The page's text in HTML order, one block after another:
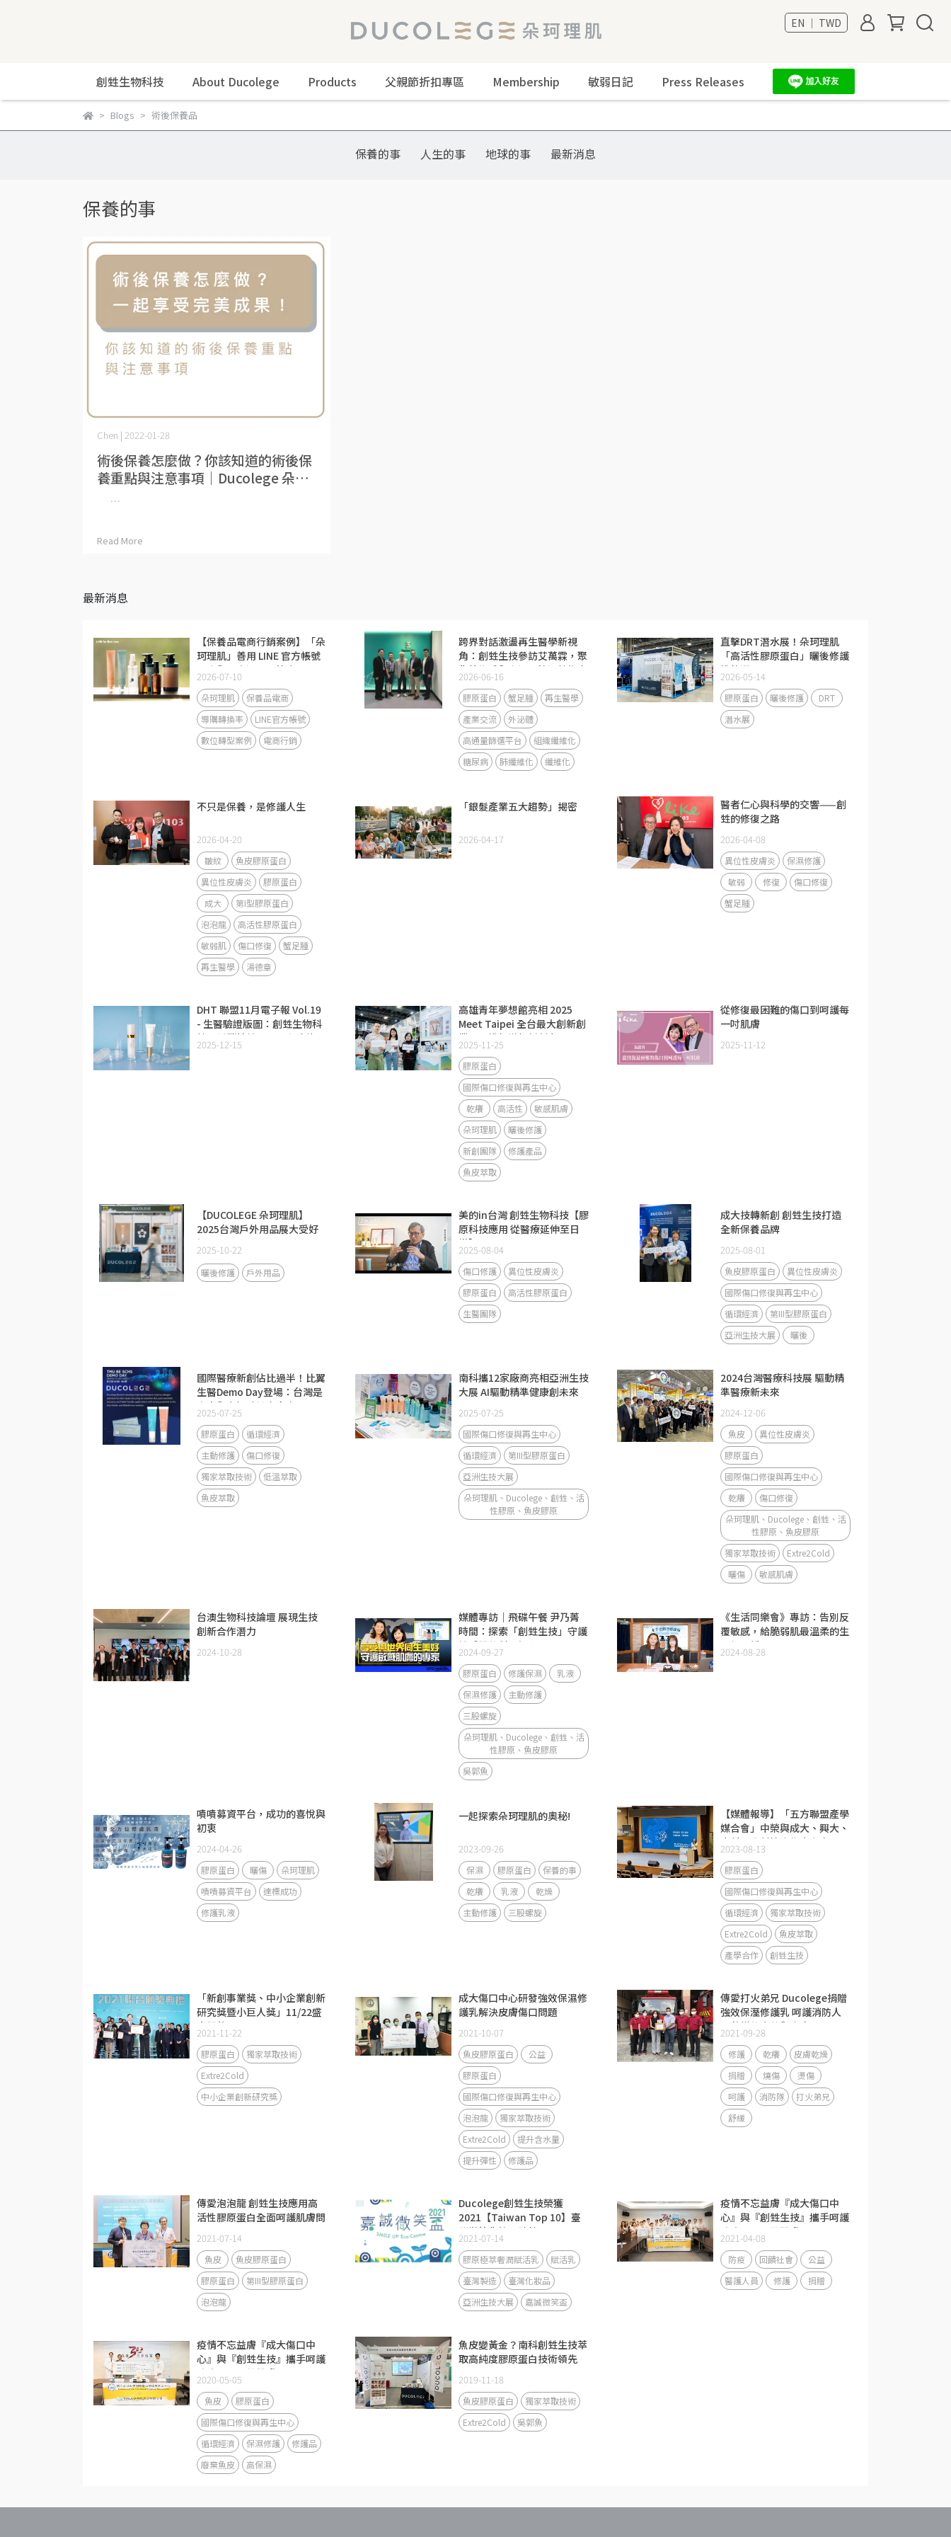
EN ｜ TWD
創甡生物科技 About Ducolege Products 父親節折扣專區 Membership 敏弱日記 Press Releases
Blogs 術後保養品
保養的事 人生的事 地球的事 最新消息
保養的事
術後保養怎麼做？你該知道的術後保
養重點與注意事項｜Ducolege 朵珂
Chen | 2022-01-28
⋯
Read More
最新消息
【保養品電商行銷案例】「朵
珂理肌」善用 LINE 官方帳號
問卷與圖文選單，節省 50%
導購人力並帶動回流率大增
40%
2026-07-10
朵珂理肌
保養品電商
導購轉換率
LINE官方帳號
數位轉型案例
電商行銷
跨界對話激盪再生醫學新視
角：創甡生技參訪艾萬霖，聚
焦外泌體與高通量篩選技術交
流
2026-06-16
膠原蛋白 蟹足腫
再生醫學
產業交流
外泌體
高通量篩選平台
組織纖維化
糖尿病
肺纖維化 纖維化
直擊DRT潛水展！朵珂理肌
「高活性膠原蛋白」曬後修護
掀熱潮
2026-05-14
膠原蛋白 曬後修護
DRT
潛水展
不只是保養，是修護人生
2026-04-20
皺紋
魚皮膠原蛋白
異位性皮膚炎
膠原蛋白
成大
第I型膠原蛋白
泡泡龍
高活性膠原蛋白
敏弱肌
傷口修復
蟹足腫
再生醫學
湯德章
「銀髮產業五大趨勢」揭密
2026-04-17
醫者仁心與科學的交響——創
甡的修復之路
2026-04-08
異位性皮膚炎
保濕修護
敏弱
修復
傷口修復
蟹足腫
DHT 聯盟11月電子報 Vol.19
- 生醫驗證版圖：創甡生物科
技以低碳精純膠原蛋白攻佔醫
美修護市場
2025-12-15
高雄青年夢想館亮相 2025
Meet Taipei 全台最大創新創
業展 掀起港都新創力
2025-11-25
膠原蛋白
國際傷口修復與再生中心
乾癢
高活性
敏感肌膚
朵珂理肌
曬後修護
新創團隊
修護產品
魚皮萃取
從修復最困難的傷口到呵護每
一吋肌膚
2025-11-12
【DUCOLEGE 朵珂理肌】
2025台灣戶外用品展大受好
評2025-10-22
曬後修護 戶外用品
美的in台灣 創甡生物科技【膠
原科技應用 從醫療延伸至日
常】
2025-08-04
傷口修護
異位性皮膚炎
膠原蛋白
高活性膠原蛋白
生醫團隊
成大技轉新創 創甡生技打造
全新保養品牌
2025-08-01
魚皮膠原蛋白
異位性皮膚炎
國際傷口修復與再生中心
循環經濟
第III型膠原蛋白
亞洲生技大展
曬後
國際醫療新創佔比過半！比翼
生醫Demo Day登場：台灣是
資本與市場驗證交會處
2025-07-25
膠原蛋白
循環經濟
主動修護
傷口修復
獨家萃取技術
低溫萃取
魚皮萃取
南科攜12家廠商亮相亞洲生技
大展 AI驅動精準健康創未來
2025-07-25
國際傷口修復與再生中心
循環經濟
第III型膠原蛋白
亞洲生技大展
朵珂理肌、Ducolege、創甡、活
性膠原、魚皮膠原
2024台灣醫療科技展 驅動精
準醫療新未來
2024-12-06
魚皮
異位性皮膚炎
膠原蛋白
國際傷口修復與再生中心
乾癢
傷口修復
朵珂理肌、Ducolege、創甡、活
性膠原、魚皮膠原
獨家萃取技術
Extre2Cold
曬傷
敏感肌膚
台澳生物科技論壇 展現生技
創新合作潛力
2024-10-28
媒體專訪｜飛碟午餐 尹乃菁
時間：探索「創甡生技」守護
敏感肌的科研初心
2024-09-27
膠原蛋白 修護保濕
乳液
保濕修護
主動修護
三股螺旋
朵珂理肌、Ducolege、創甡、活
性膠原、魚皮膠原
吳郭魚
《生活同樂會》專訪：告別反
覆敏感，給脆弱肌最溫柔的生
醫級呵護。
2024-08-28
嘖嘖募資平台，成功的喜悅與
初衷
2024-04-26
膠原蛋白 曬傷
朵珂理肌
嘖嘖募資平台
達標成功
修護乳液
一起探索朵珂理肌的奧秘!
2023-09-26
保濕 膠原蛋白
保養的事
乾癢
乳液
乾燥
主動修護
三股螺旋
【媒體報導】「五方聯盟產學
媒合會」中榮與成大、興大、
中科、南科簽合作意向書
2023-08-13
膠原蛋白
國際傷口修復與再生中心
循環經濟
獨家萃取技術
Extre2Cold
魚皮萃取
產學合作
創甡生技
「新創事業獎、中小企業創新
研究獎暨小巨人獎」11/22盛
大頒獎
2021-11-22
膠原蛋白
獨家萃取技術
Extre2Cold
中小企業創新研究獎
成大傷口中心研發強效保濕修
護乳解決皮膚傷口問題
2021-10-07
魚皮膠原蛋白
公益
膠原蛋白
國際傷口修復與再生中心
泡泡龍
獨家萃取技術
Extre2Cold
提升含水量
提升彈性
修護品
傳愛打火弟兄 Ducolege捐贈
強效保溼修護乳 呵護消防人
員救災的辛苦與疼痛
2021-09-28
修護 乾癢
皮膚乾燥
捐贈
燒傷
燙傷
呵護
消防隊
打火弟兄
舒緩
傳愛泡泡龍 創甡生技應用高
活性膠原蛋白全面呵護肌膚問
2021-07-14
魚皮
魚皮膠原蛋白
膠原蛋白
第III型膠原蛋白
泡泡龍
Ducolege創甡生技榮獲
2021【Taiwan Top 10】臺
灣微笑化粧品殊榮！
2021-07-14
膠原極萃奢潤賦活乳
賦活乳
臺灣製造
臺灣化妝品
亞洲生技大展
嘉誠微笑盃
疫情不忘益膚『成大傷口中
心』與『創甡生技』攜手呵護
防疫面具下的肌膚
2021-04-08
防疫 回饋社會
公益
醫護人員
修護 捐贈
疫情不忘益膚『成大傷口中
心』與『創甡生技』攜手呵護
防疫面具下的肌膚
2020-05-05
魚皮
膠原蛋白
國際傷口修復與再生中心
循環經濟
保濕修護
修護品
廢棄魚皮
高保濕
魚皮變黃金？南科創甡生技萃
取高純度膠原蛋白技術領先
2019-11-18
魚皮膠原蛋白
獨家萃取技術
Extre2Cold
吳郭魚